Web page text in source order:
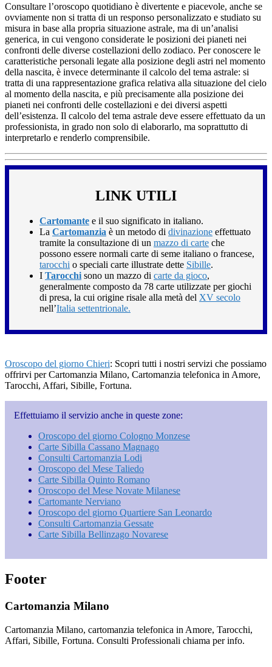
Consultare l’oroscopo quotidiano è divertente e piacevole, anche se
ovviamente non si tratta di un responso personalizzato e studiato su
misura in base alla propria situazione astrale, ma di un’analisi
generica, in cui vengono considerate le posizioni dei pianeti nei
confronti delle diverse costellazioni dello zodiaco. Per conoscere le
caratteristiche personali legate alla posizione degli astri nel momento
della nascita, è invece determinante il calcolo del tema astrale: si
tratta di una rappresentazione grafica relativa alla situazione del cielo
al momento della nascita, e più precisamente alla posizione dei
pianeti nei confronti delle costellazioni e dei diversi aspetti
dell’esistenza. Il calcolo del tema astrale deve essere effettuato da un
professionista, in grado non solo di elaborarlo, ma soprattutto di
interpretarlo e renderlo comprensibile.
LINK UTILI
Cartomante e il suo significato in italiano.
La Cartomanzia è un metodo di divinazione effettuato
tramite la consultazione di un mazzo di carte che
possono essere normali carte di seme italiano o francese,
tarocchi o speciali carte illustrate dette Sibille.
I Tarocchisono un mazzo di carte da gioco,
generalmente composto da 78 carte utilizzate per giochi
di presa, la cui origine risale alla metà del XV secolo
nell’Italia settentrionale.
Oroscopo del giorno Chieri: Scopri tutti i nostri servizi che possiamo
offrirvi per Cartomanzia Milano, Cartomanzia telefonica in Amore,
Tarocchi, Affari, Sibille, Fortuna.
Effettuiamo il servizio anche in queste zone:
Oroscopo del giorno Cologno Monzese
Carte Sibilla Cassano Magnago
Consulti Cartomanzia Lodi
Oroscopo del Mese Taliedo
Carte Sibilla Quinto Romano
Oroscopo del Mese Novate Milanese
Cartomante Nerviano
Oroscopo del giorno Quartiere San Leonardo
Consulti Cartomanzia Gessate
Carte Sibilla Bellinzago Novarese
Footer
Cartomanzia Milano
Cartomanzia Milano, cartomanzia telefonica in Amore, Tarocchi,
Affari, Sibille, Fortuna. Consulti Professionali chiama per info.